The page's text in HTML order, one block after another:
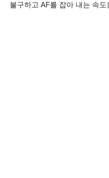
불구하고 AF를 잡아 내는 속